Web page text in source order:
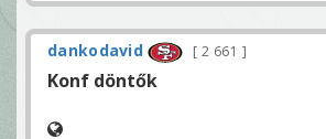
dankodavid 2 661
Konf döntők